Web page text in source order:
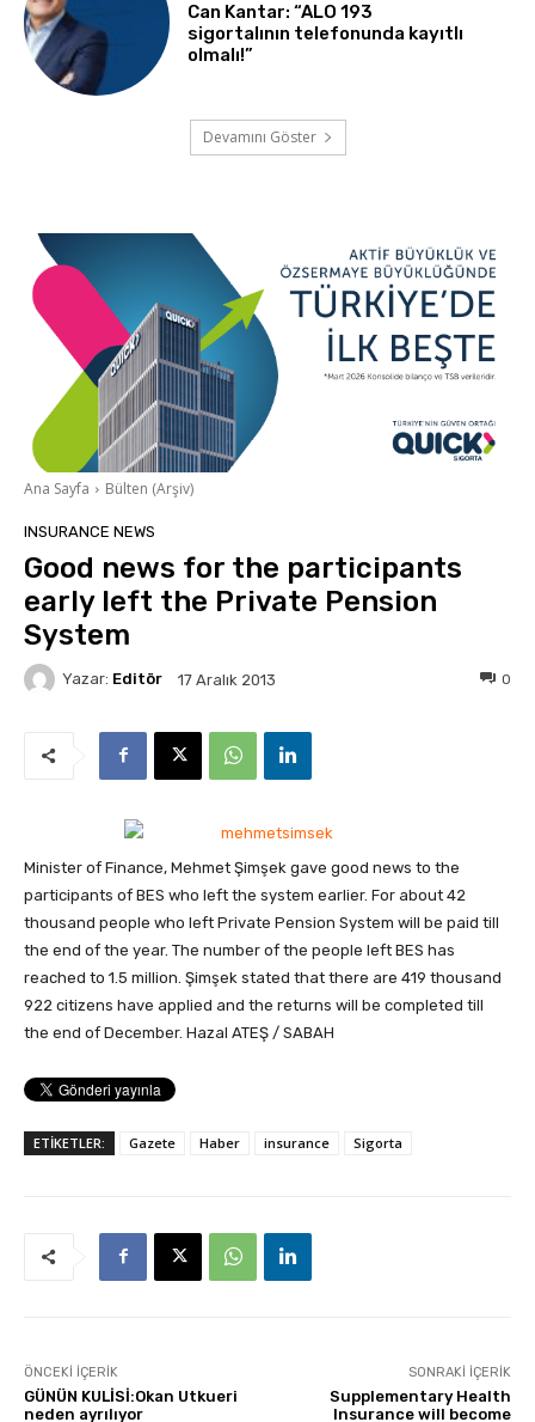
Can Kantar: “ALO 193
sigortalının telefonunda kayıtlı
olmalı!”
Devamını Göster